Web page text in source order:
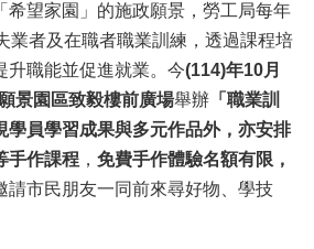
希望家園」的施政願景，勞工局每年
業者及在職者職業訓練，透過課程培
升職能並促進就業。今(114)年10月
景園區致毅樓前廣場舉辦 「職業訓
學員學習成果與多元作品外，亦安排
手作課程 ，免費手作體驗名額有限，
請市民朋友一同前來尋好物、學技